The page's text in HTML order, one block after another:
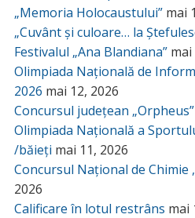
„Memoria Holocaustului” mai
„Cuvânt și culoare… la
Festivalul „Ana Blandiana” mai
Olimpiada Națională de
2026 mai 12, 2026
Concursul județean „Orpheus”
Olimpiada Națională a
/băieți mai 11, 2026
Concursul Național de Chimie
2026
Calificare în lotul restrâns mai